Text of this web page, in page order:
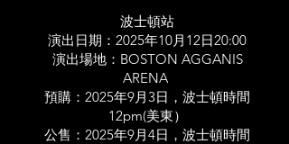
波士頓站
演出日期：2025年10月12日20:00
演出場地：BOSTON AGGANIS
ARENA
預購：2025年9月3日，波士頓時間
12pm(美東）
公售：2025年9月4日，波士頓時間